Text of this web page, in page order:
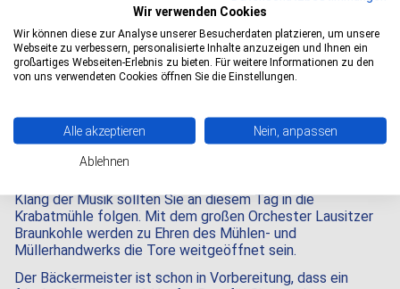
runden das Fest für die ganze Familie ab.
Alle Infos finden Sie auf der offiziellenWebsite der
Porschendorfer Mühle
Beginn:10:00 Uhr |Ende:17:00 Uhr |Eintritt:kostenfrei |
Dürrröhrsdorf-Dittersbach
KRABAT-Mühle Schwarzkollm
Klang der Musik sollten Sie an diesem Tag in die
Krabatmühle folgen. Mit dem großen Orchester Lausitzer
Braunkohle werden zu Ehren des Mühlen- und
Müllerhandwerks die Tore weitgeöffnet sein.
Der Bäckermeister ist schon in Vorbereitung, dass ein
Wir verwenden Cookies
Wir können diese zur Analyse unserer Besucherdaten platzieren, um unsere
Webseite zu verbessern, personalisierte Inhalte anzuzeigen und Ihnen ein
großartiges Webseiten-Erlebnis zu bieten. Für weitere Informationen zu den
von uns verwendeten Cookies öffnen Sie die Einstellungen.
Alle akzeptieren Nein, anpassen
Ablehnen